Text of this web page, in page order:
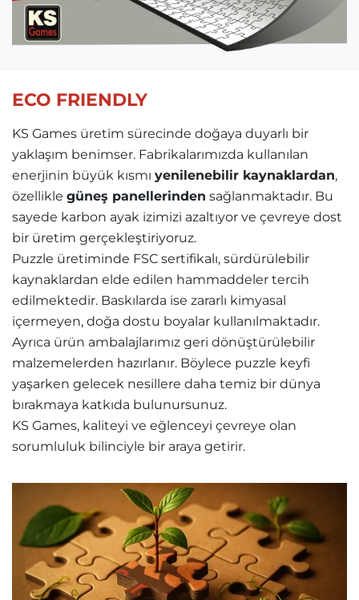
ECO FRIENDLY
KS Games üretim sürecinde doğaya duyarlı bir
yaklaşım benimser. Fabrikalarımızda kullanılan
enerjinin büyük kısmı yenilenebilir kaynaklardan,
özellikle güneş panellerinden sağlanmaktadır. Bu
sayede karbon ayak izimizi azaltıyor ve çevreye dost
bir üretim gerçekleştiriyoruz.
Puzzle üretiminde FSC sertifikalı, sürdürülebilir
kaynaklardan elde edilen hammaddeler tercih
edilmektedir. Baskılarda ise zararlı kimyasal
içermeyen, doğa dostu boyalar kullanılmaktadır.
Ayrıca ürün ambalajlarımız geri dönüştürülebilir
malzemelerden hazırlanır. Böylece puzzle keyfi
yaşarken gelecek nesillere daha temiz bir dünya
bırakmaya katkıda bulunursunuz.
KS Games, kaliteyi ve eğlenceyi çevreye olan
sorumluluk bilinciyle bir araya getirir.